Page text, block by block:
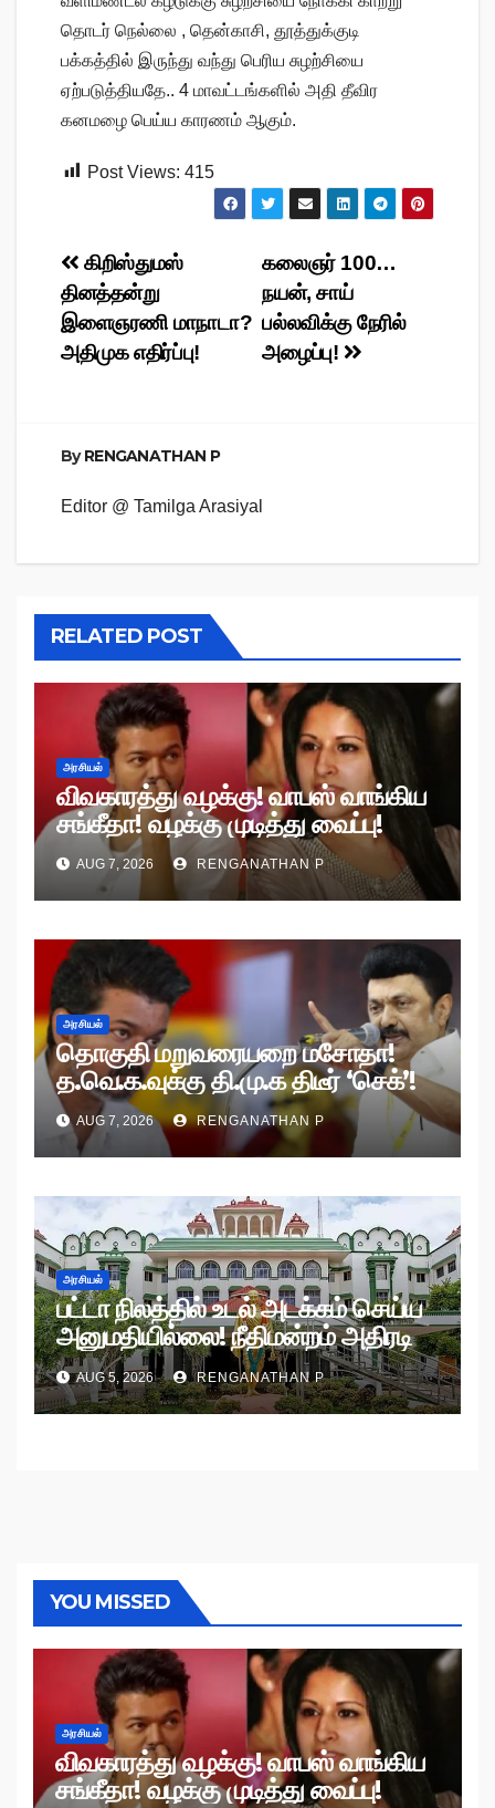
தொடர் நெல்லை , தென்காசி, தூத்துக்குடி
பக்கத்தில் இருந்து வந்து பெரிய சுழற்சியை
ஏற்படுத்தியதே.. 4 மாவட்டங்களில் அதி தீவிர
கனமழை பெய்ய காரணம் ஆகும்.
Post Views: 415
Post
navigation
கலைஞர் 100…
நயன், சாய்
பல்லவிக்கு நேரில்
அழைப்பு!
கிறிஸ்துமஸ்
தினத்தன்று
இளைஞரணி மாநாடா?
அதிமுக எதிர்ப்பு!
ByRENGANATHAN P
Editor @ Tamilga Arasiyal
RELATED POST
அரசியல்
விவகாரத்து வழக்கு! வாபஸ் வாங்கிய
சங்கீதா! வழக்கு முடித்து வைப்பு!
AUG 7, 2026 RENGANATHAN P
அரசியல்
தொகுதி மறுவரையறை மசோதா!
த.வெ.க.வுக்கு தி.மு.க திடீர் ‘செக்’!
AUG 7, 2026 RENGANATHAN P
அரசியல்
பட்டா நிலத்தில் உடல் அடக்கம் செய்ய
அனுமதியில்லை! நீதிமன்றம் அதிரடி
உத்தரவு!
AUG 5, 2026 RENGANATHAN P
YOU MISSED
அரசியல்
விவகாரத்து வழக்கு! வாபஸ் வாங்கிய
சங்கீதா! வழக்கு முடித்து வைப்பு!